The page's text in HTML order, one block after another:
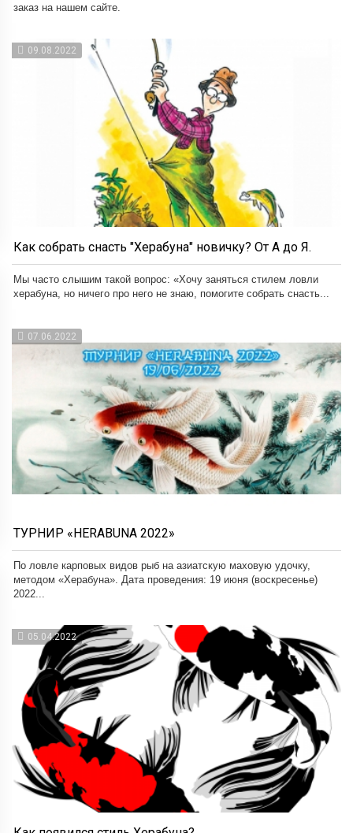
заказ на нашем сайте.
09.08.2022
Как собрать снасть "Херабуна" новичку? От А до Я.
Мы часто слышим такой вопрос: «Хочу заняться стилем ловли
херабуна, но ничего про него не знаю, помогите собрать снасть...
07.06.2022
ТУРНИР «HERABUNA 2022»
По ловле карповых видов рыб на азиатскую маховую удочку,
методом «Херабуна». Дата проведения: 19 июня (воскресенье)
2022...
05.04.2022